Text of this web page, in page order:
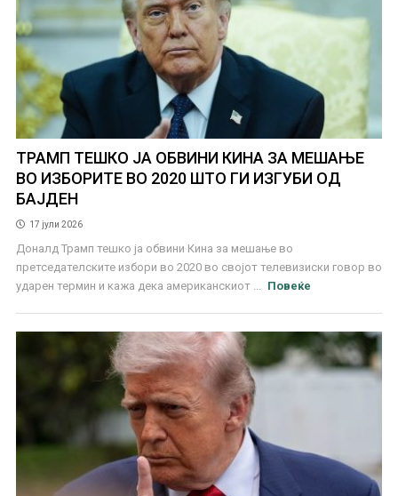
ТРАМП ТЕШКО ЈА ОБВИНИ КИНА ЗА МЕШАЊЕ
ВО ИЗБОРИТЕ ВО 2020 ШТО ГИ ИЗГУБИ ОД
БАЈДЕН
17 јули 2026
Доналд Трамп тешко ја обвини Кина за мешање во
претседателските избори во 2020 во својот телевизиски говор во
ударен термин и кажа дека американскиот ...
Повеќе